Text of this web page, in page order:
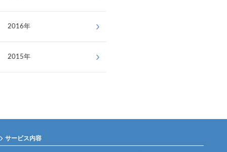
2016年
2015年
サービス内容